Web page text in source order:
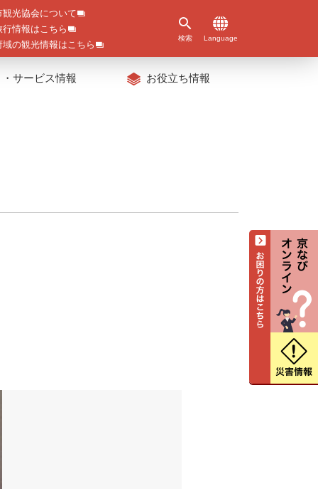
観光協会について
行情報はこちら
域の観光情報はこちら
検索 Language
サービス情報 お役立ち情報